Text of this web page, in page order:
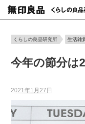
くらしの良品研究所 生活雑
今年の節分は
2021年1月27日